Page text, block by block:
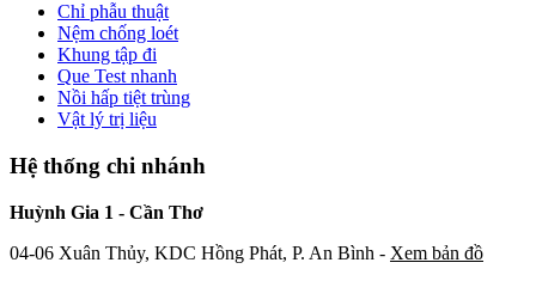
Chỉ phẫu thuật
Nệm chống loét
Khung tập đi
Que Test nhanh
Nồi hấp tiệt trùng
Vật lý trị liệu
Hệ thống chi nhánh
Huỳnh Gia 1 - Cần Thơ
04-06 Xuân Thủy, KDC Hồng Phát, P. An Bình - Xem bản đồ